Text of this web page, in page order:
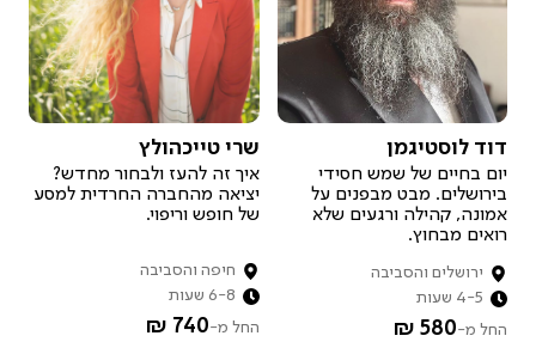
רוצה להיות מארח.ת?
Instagram
Facebook
איך זה עובד?
דוד לוסטיגמן
יום בחיים של שמש חסידי
בירושלים. מבט מבפנים על
אמונה, קהילה ורגעים שלא
רואים מבחוץ.
ירושלים והסביבה
4-5 שעות
החל מ-580 ₪
שרי טייכהולץ
איך זה להעז ולבחור מחדש?
יציאה מהחברה החרדית למסע
של חופש וריפוי.
חיפה והסביבה
6-8 שעות
החל מ-740 ₪